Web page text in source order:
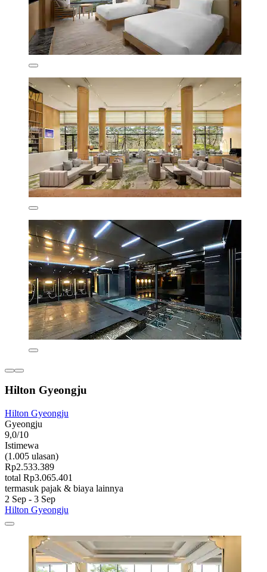
Hilton Gyeongju
Hilton Gyeongju
Gyeongju
9,0/10
Istimewa
(1.005 ulasan)
Rp2.533.389
total Rp3.065.401
termasuk pajak & biaya lainnya
2 Sep - 3 Sep
Hilton Gyeongju